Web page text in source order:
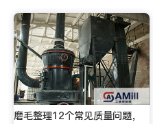
磨毛整理12个常见质量问题，